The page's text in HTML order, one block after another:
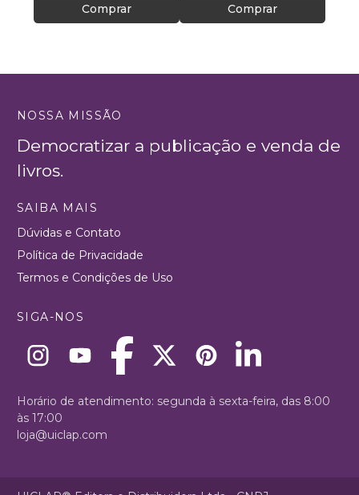
Comprar Comprar
NOSSA MISSÃO
Democratizar a publicação e venda de
livros.
SAIBA MAIS
Dúvidas e Contato
Política de Privacidade
Termos e Condições de Uso
SIGA-NOS
Horário de atendimento: segunda à sexta-feira, das 8:00
às 17:00
loja@uiclap.com